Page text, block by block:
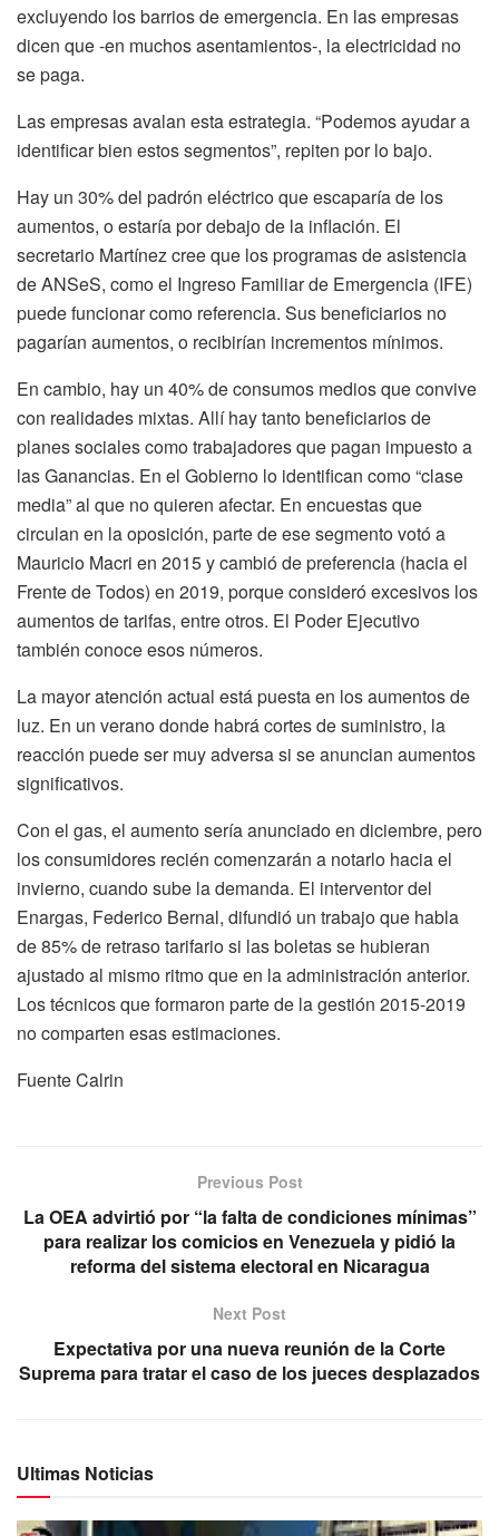
excluyendo los barrios de emergencia. En las empresas
dicen que -en muchos asentamientos-, la electricidad no
se paga.
Las empresas avalan esta estrategia. “Podemos ayudar a
identificar bien estos segmentos”, repiten por lo bajo.
Hay un 30% del padrón eléctrico que escaparía de los
aumentos, o estaría por debajo de la inflación. El
secretario Martínez cree que los programas de asistencia
de ANSeS, como el Ingreso Familiar de Emergencia (IFE)
puede funcionar como referencia. Sus beneficiarios no
pagarían aumentos, o recibirían incrementos mínimos.
En cambio, hay un 40% de consumos medios que convive
con realidades mixtas. Allí hay tanto beneficiarios de
planes sociales como trabajadores que pagan impuesto a
las Ganancias. En el Gobierno lo identifican como “clase
media” al que no quieren afectar. En encuestas que
circulan en la oposición, parte de ese segmento votó a
Mauricio Macri en 2015 y cambió de preferencia (hacia el
Frente de Todos) en 2019, porque consideró excesivos los
aumentos de tarifas, entre otros. El Poder Ejecutivo
también conoce esos números.
La mayor atención actual está puesta en los aumentos de
luz. En un verano donde habrá cortes de suministro, la
reacción puede ser muy adversa si se anuncian aumentos
significativos.
Con el gas, el aumento sería anunciado en diciembre, pero
los consumidores recién comenzarán a notarlo hacia el
invierno, cuando sube la demanda. El interventor del
Enargas, Federico Bernal, difundió un trabajo que habla
de 85% de retraso tarifario si las boletas se hubieran
ajustado al mismo ritmo que en la administración anterior.
Los técnicos que formaron parte de la gestión 2015-2019
no comparten esas estimaciones.
Fuente Calrin
Previous Post
La OEA advirtió por “la falta de condiciones mínimas”
para realizar los comicios en Venezuela y pidió la
reforma del sistema electoral en Nicaragua
Next Post
Expectativa por una nueva reunión de la Corte
Suprema para tratar el caso de los jueces desplazados
Ultimas Noticias